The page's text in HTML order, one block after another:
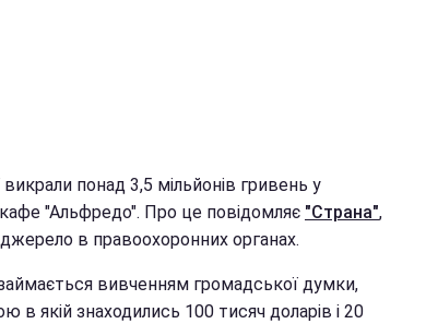
понад 3,5 мільйонів гривень у
кафе "Альфредо". Про це повідомляє "Страна",
в правоохоронних органах.
вивченням громадської думки,
якій знаходились 100 тисяч доларів і 20